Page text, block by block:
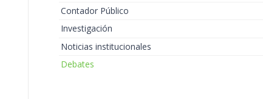
Contador Público
Investigación
Noticias institucionales
Debates